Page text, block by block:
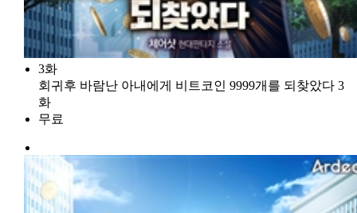
3화
회귀후 바람난 아내에게 비트코인 9999개를 되찾았다 3
화
무료